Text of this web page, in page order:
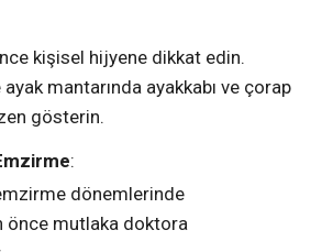
kişisel hijyene dikkat edin.
mantarında ayakkabı ve çorap
gösterin.
:
dönemlerinde
önce mutlaka doktora